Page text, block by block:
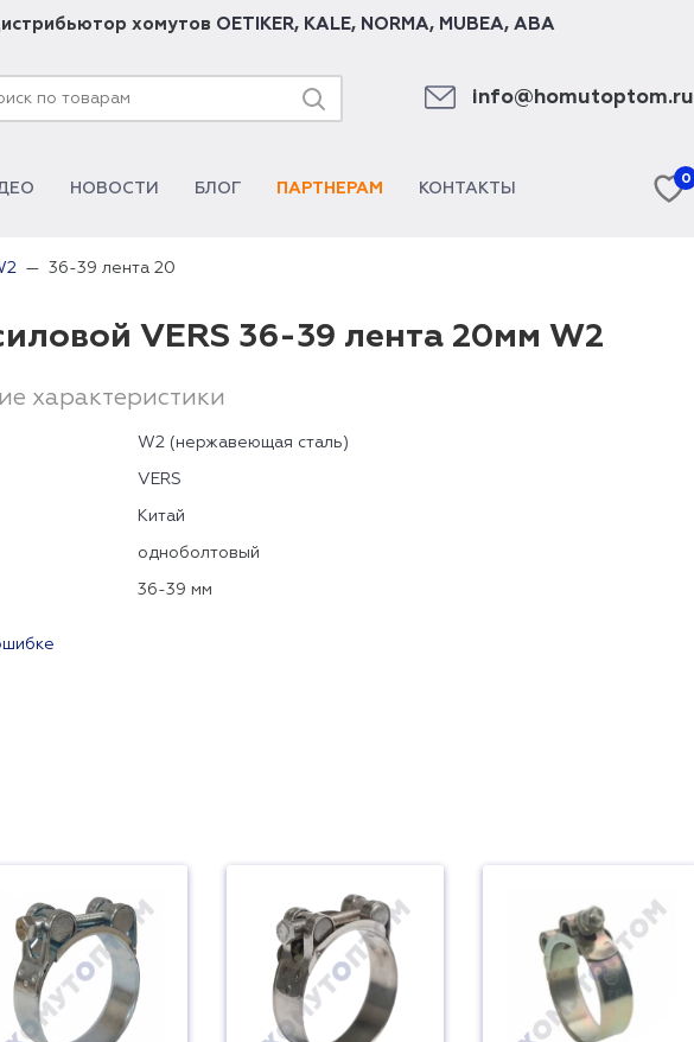
хомутов OETIKER, KALE, NORMA, MUBEA, ABA
info@homutoptom.ru
НОВОСТИ БЛОГ ПАРТНЕРАМ КОНТАКТЫ
0
36-39 лента 20
VERS 36-39 лента 20мм W2
характеристики
W2 (нержавеющая сталь)
VERS
Китай
одноболтовый
36-39 мм